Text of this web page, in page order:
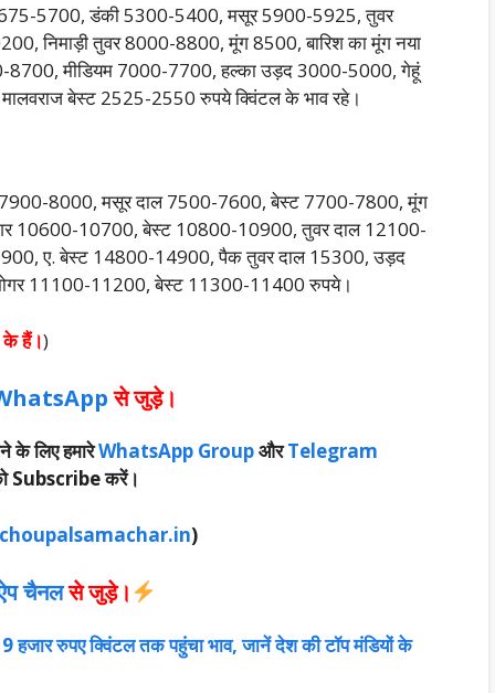
5700, डंकी 5300-5400, मसूर 5900-5925, तुवर
निमाड़ी तुवर 8000-8800, मूंग 8500, बारिश का मूंग नया
मीडियम 7000-7700, हल्का उड़द 3000-5000, गेहूं
बेस्ट 2525-2550 रुपये क्विंटल के भाव रहे।
8000, मसूर दाल 7500-7600, बेस्ट 7700-7800, मूंग
10600-10700, बेस्ट 10800-10900, तुवर दाल 12100-
ए. बेस्ट 14800-14900, पैक तुवर दाल 15300, उड़द
11100-11200, बेस्ट 11300-11400 रुपये।
हैं।)
से जुड़े।
के लिए हमारेWhatsApp GroupऔरTelegram
Subscribe करें।
choupalsamachar.in)
चैनलसे जुड़े।
रुपए क्विंटल तक पहुंचा भाव, जानें देश की टॉप मंडियों के